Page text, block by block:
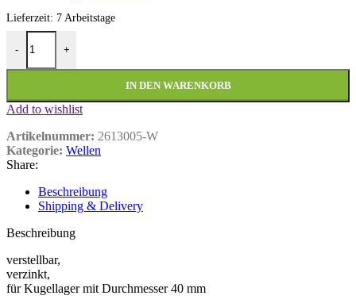
Lieferzeit: 7 Arbeitstage
-
Fertigkastenlager gerade Menge
+
IN DEN WARENKORB
Add to wishlist
Artikelnummer: 2613005-W
Kategorie: Wellen
Share:
Beschreibung
Shipping & Delivery
Beschreibung
verstellbar,
verzinkt,
für Kugellager mit Durchmesser 40 mm